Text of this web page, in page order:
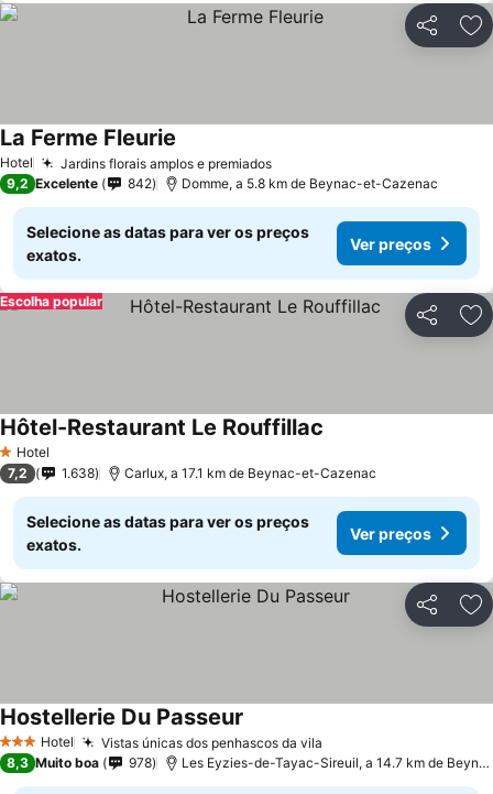
Partilhar
Hotel Jardins florais amplos e premiados
La Ferme Fleurie
9,2 Excelente 842 Domme, a 5.8 km de Beynac-et-Cazenac
Selecione as datas para ver os preços
exatos.
Ver preços
Partilhar
Escolha popular
1 Estrelas
Hotel
Hôtel-Restaurant Le Rouffillac
7,2 1.638 Carlux, a 17.1 km de Beynac-et-Cazenac
Selecione as datas para ver os preços
exatos.
Ver preços
Partilhar
3 EstrelasHotel Vistas únicas dos penhascos da vila
Hostellerie Du Passeur
8,3 Muito boa 978 Les Eyzies-de-Tayac-Sireuil, a 14.7 km de Beynac-et-Cazenac